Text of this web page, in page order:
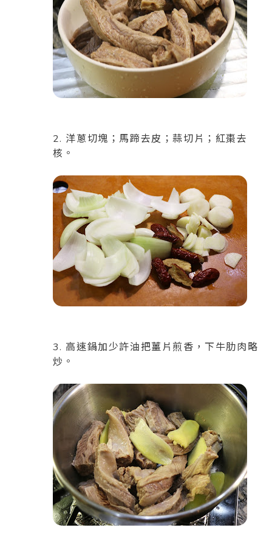
2. 洋蔥切塊；馬蹄去皮；蒜切片；紅棗去
核。
3. 高速鍋加少許油把薑片煎香，下牛肋肉略
炒。